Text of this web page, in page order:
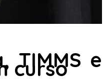
TIMMS e
curso